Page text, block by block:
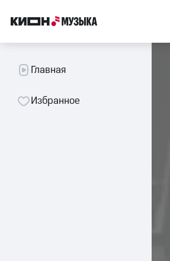
Главная
Избранное